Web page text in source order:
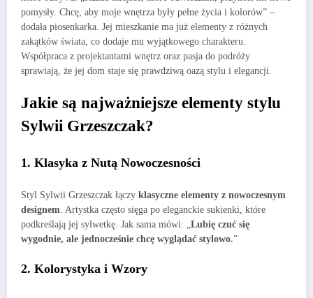
pomysły. Chcę, aby moje wnętrza były pełne życia i kolorów” –
dodała piosenkarka. Jej mieszkanie ma już elementy z różnych
zakątków świata, co dodaje mu wyjątkowego charakteru.
Współpraca z projektantami wnętrz oraz pasja do podróży
sprawiają, że jej dom staje się prawdziwą oazą stylu i elegancji.
Jakie są najważniejsze elementy stylu
Sylwii Grzeszczak?
1. Klasyka z Nutą Nowoczesności
Styl Sylwii Grzeszczak łączy klasyczne elementy z nowoczesnym
designem. Artystka często sięga po eleganckie sukienki, które
podkreślają jej sylwetkę. Jak sama mówi: „Lubię czuć się
wygodnie, ale jednocześnie chcę wyglądać stylowo.”
2. Kolorystyka i Wzory